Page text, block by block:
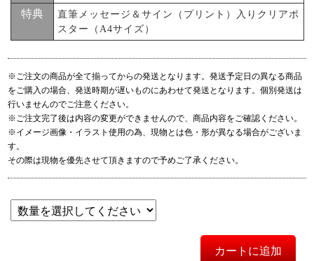
特典
直筆メッセージ＆サイン（プリント）入りクリアポ
スター（A4サイズ）
※ご注文の商品が全て揃ってからの発送となります。発送予定日の異なる商品
をご購入の場合、発送時期が遅いものにあわせて発送となります。個別発送は
行いませんのでご注意ください。
※ご注文完了後は内容の変更ができませんので、商品内容をご確認ください。
※イメージ画像・イラスト使用の為、現物とは色・形が異なる場合がございま
す。
その際は現物を優先させて頂きますので予めご了承ください。
カートに追加